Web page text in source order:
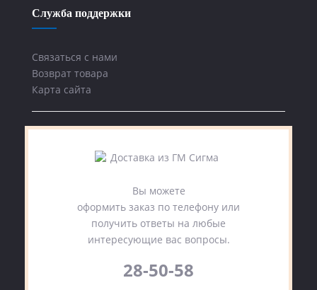
Служба поддержки
Связаться с нами
Возврат товара
Карта сайта
Вы можете
оформить заказ по телефону или
получить ответы на любые
интересующие вас вопросы.
28-50-58